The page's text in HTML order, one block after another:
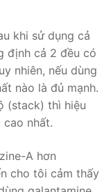
khi sử dụng cả
định cả 2 đều có
nhiên, nếu dùng
nào là đủ mạnh.
(stack) thì hiệu
nhất.
A hơn
cho tôi cảm thấy